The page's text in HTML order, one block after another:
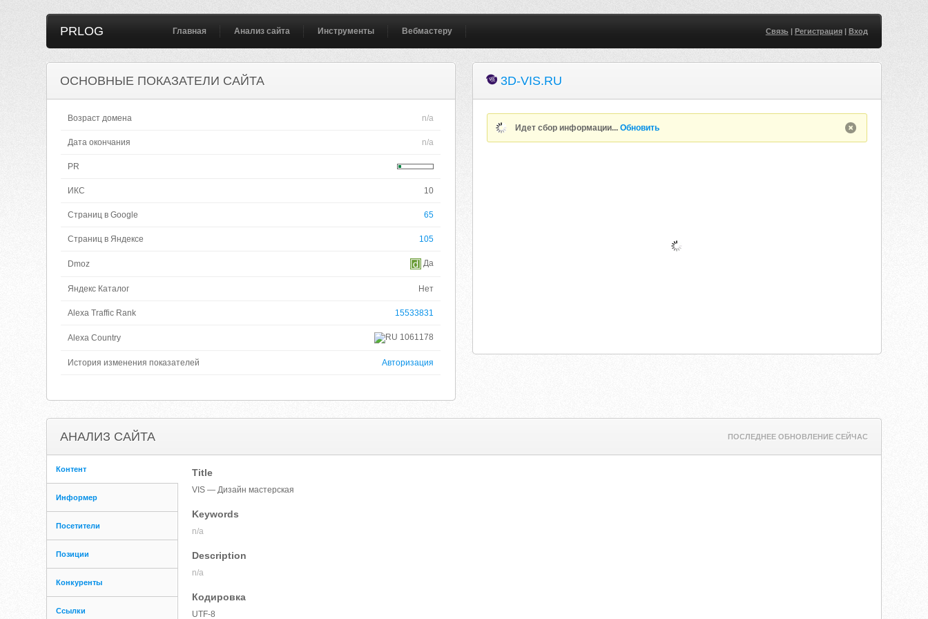
PRLOG Главная Анализ сайта Инструменты Вебмастеру Связь| Регистрация| Вход
ОСНОВНЫЕ ПОКАЗАТЕЛИ САЙТА
Возраст домена n/a
Дата окончания n/a
PR
ИКС 10
Страниц в Google 65
Страниц в Яндексе 105
Dmoz Да
Яндекс Каталог Нет
Alexa Traffic Rank 15533831
Alexa Country 1061178
История изменения показателей Авторизация
3D-VIS.RU
Идет сбор информации...Обновить
АНАЛИЗ САЙТА ПОСЛЕДНЕЕ ОБНОВЛЕНИЕ СЕЙЧАС
Контент
Информер
Посетители
Позиции
Конкуренты
Ссылки
Title
VIS — Дизайн мастерская
Keywords
n/a
Description
n/a
Кодировка
UTF-8